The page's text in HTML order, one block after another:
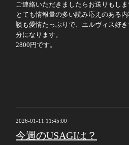
ご連絡いただきましたらお送りもしま
とても情報量の多い読み応えのある
談も愛情たっぷりで、エルヴィス好
分になります。
2800円です。
2026-01-11 11:45:00
今週のUSAGIは？